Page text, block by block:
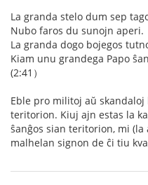
La granda stelo dum sep
Nubo faros du sunojn aperi.
La granda dogo bojegos
Kiam unu grandega Papo
(2:41）
Eble pro militoj aŭ skandaloj
teritorion. Kiuj ajn estas la
ŝanĝos sian teritorion, mi
malhelan signon de ĉi tiu